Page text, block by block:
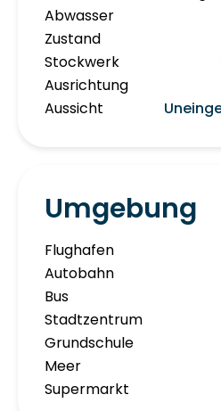
Abwasser
Zustand
Stockwerk
Ausrichtung
Aussicht
Umgebung
Flughafen
Autobahn
Bus
Stadtzentrum
Grundschule
Meer
Supermarkt